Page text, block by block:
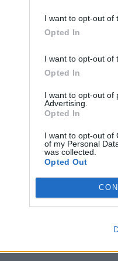
I want to opt-out of
Opted In
I want to opt-out of
Opted In
I want to opt-out of
Advertising.
Opted In
I want to opt-out of
of my Personal
was collected.
Opted Out
od USA (fot. EVAN VUCCI / East
interes z Chinami.
ropę naftową.
Cieśniny Ormuz
Trump poinformował w